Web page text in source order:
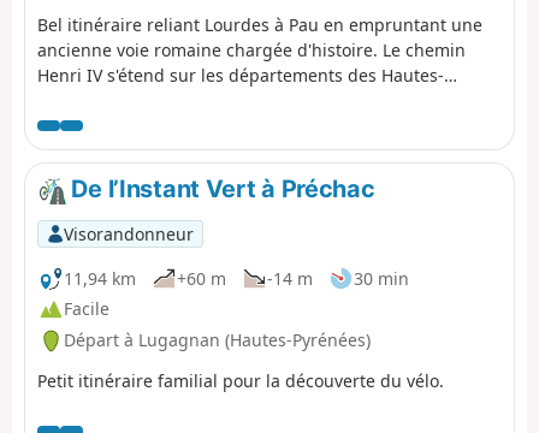
Bel itinéraire reliant Lourdes à Pau en empruntant une
ancienne voie romaine chargée d'histoire. Le chemin
Henri IV s'étend sur les départements des Hautes-
pied des Pyrénées.
De l’Instant Vert à Préchac
Visorandonneur
11,94 km
+60 m -14 m
30 min
Facile
Départ à Lugagnan (Hautes-Pyrénées)
Petit itinéraire familial pour la découverte du vélo.